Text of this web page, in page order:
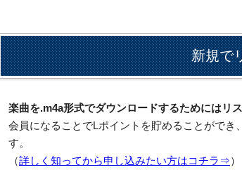
新規で
楽曲を.m4a形式でダウンロードするためにはリ
会員になることでLポイントを貯めることがで
す。
（詳しく知ってから申し込みたい方はコチラ⇒）